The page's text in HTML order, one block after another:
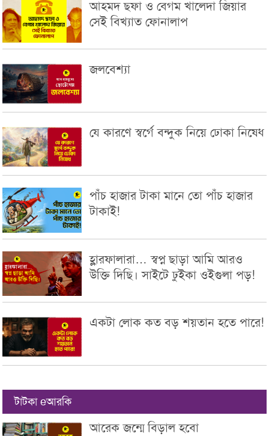
আহমদ ছফা ও বেগম খালেদা জিয়ার
সেই বিখ্যাত ফোনালাপ
জলবেশ্যা
যে কারণে স্বর্গে বন্দুক নিয়ে ঢোকা নিষেধ
পাঁচ হাজার টাকা মানে তো পাঁচ হাজার
টাকাই!
হ্লারফালারা… স্বপ্ন ছাড়া আমি আরও
উক্তি দিছি। সাইটে ঢুইকা ওইগুলা পড়!
একটা লোক কত বড় শয়তান হতে পারে!
টাটকা eআরকি
আরেক জন্মে বিড়াল হবো